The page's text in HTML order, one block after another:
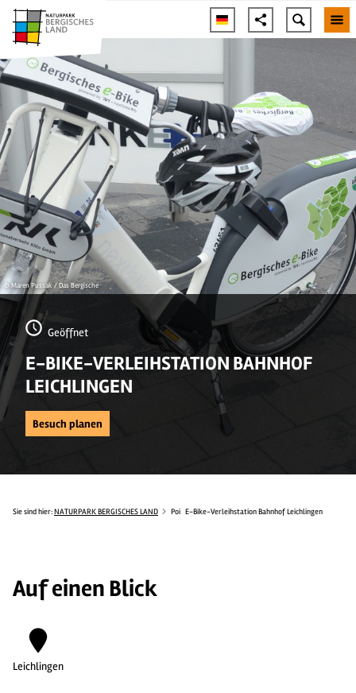
© Maren Pussak / Das Bergische
Geöffnet
E-BIKE-VERLEIHSTATION BAHNHOF
LEICHLINGEN
Besuch planen
Sie sind hier: NATURPARK BERGISCHES LAND Poi E-Bike-Verleihstation Bahnhof Leichlingen
Auf einen Blick
Leichlingen